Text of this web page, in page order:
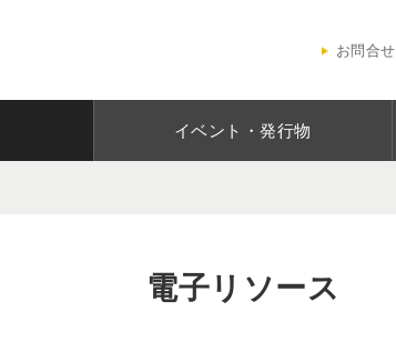
お問合せ
イベント・発行物
電子リソース